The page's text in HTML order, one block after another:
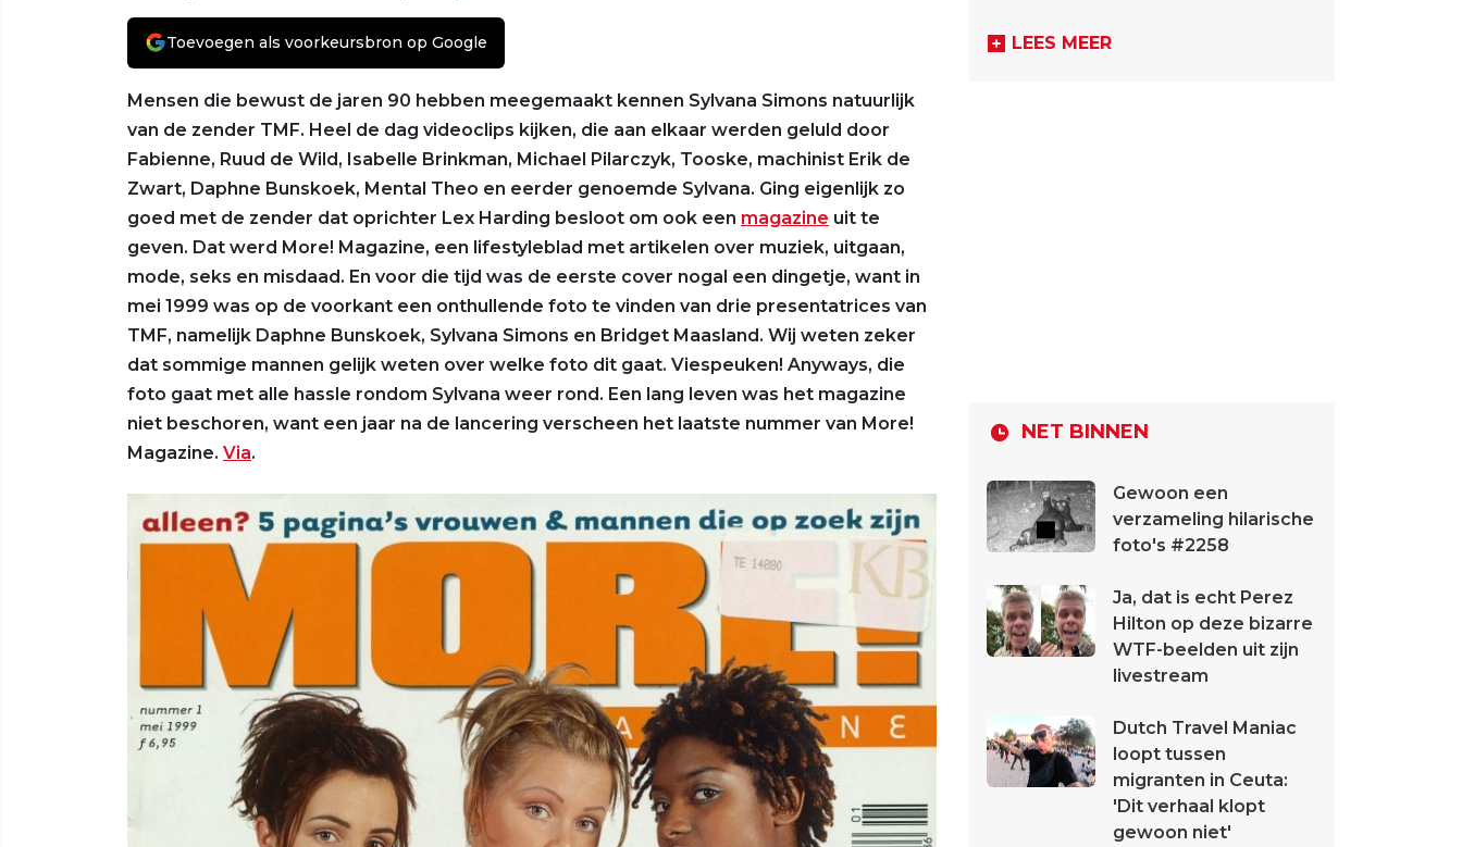
Toevoegen als voorkeursbron op Google
Mensen die bewust de jaren 90 hebben meegemaakt kennen Sylvana Simons natuurlijk
van de zender TMF. Heel de dag videoclips kijken, die aan elkaar werden geluld door
Fabienne, Ruud de Wild, Isabelle Brinkman, Michael Pilarczyk, Tooske, machinist Erik de
Zwart, Daphne Bunskoek, Mental Theo en eerder genoemde Sylvana. Ging eigenlijk zo
goed met de zender dat oprichter Lex Harding besloot om ook een magazine uit te
geven. Dat werd More! Magazine, een lifestyleblad met artikelen over muziek, uitgaan,
mode, seks en misdaad. En voor die tijd was de eerste cover nogal een dingetje, want in
mei 1999 was op de voorkant een onthullende foto te vinden van drie presentatrices van
TMF, namelijk Daphne Bunskoek, Sylvana Simons en Bridget Maasland. Wij weten zeker
dat sommige mannen gelijk weten over welke foto dit gaat. Viespeuken! Anyways, die
foto gaat met alle hassle rondom Sylvana weer rond. Een lang leven was het magazine
niet beschoren, want een jaar na de lancering verscheen het laatste nummer van More!
Magazine. Via.
LEES MEER
NET BINNEN
Gewoon een
verzameling hilarische
foto's #2258
Ja, dat is echt Perez
Hilton op deze bizarre
WTF-beelden uit zijn
livestream
Dutch Travel Maniac
loopt tussen
migranten in Ceuta:
'Dit verhaal klopt
gewoon niet'